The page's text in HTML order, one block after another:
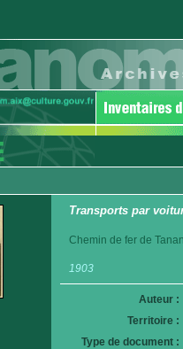
Transports par
Chemin de fer de
1903
Auteur :
Territoire :
Type de document :